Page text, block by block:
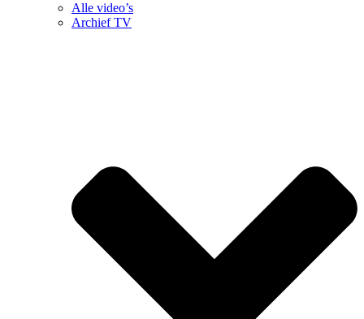
Alle video’s
Archief TV